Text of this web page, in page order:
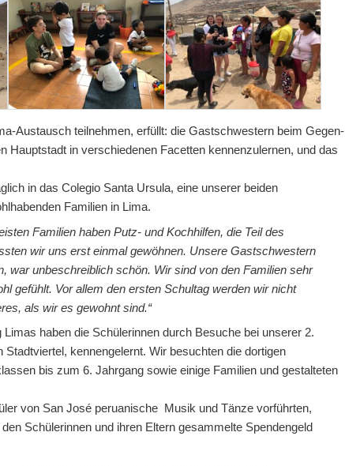
Austausch teilnehmen, erfüllt: die Gastschwestern beim Gegen-
Hauptstadt in verschiedenen Facetten kennenzulernen, und das
in das Colegio Santa Ursula, eine unserer beiden
Familien in Lima.
Familien haben Putz- und Kochhilfen, die Teil des
wir uns erst einmal gewöhnen. Unsere Gastschwestern
war unbeschreiblich schön. Wir sind von den Familien sehr
gefühlt. Vor allem den ersten Schultag werden wir nicht
als wir es gewohnt sind.“
haben die Schülerinnen durch Besuche bei unserer 2.
kennengelernt. Wir besuchten die dortigen
bis zum 6. Jahrgang sowie einige Familien und gestalteten
von San José peruanische Musik und Tänze vorführten,
Schülerinnen und ihren Eltern gesammelte Spendengeld